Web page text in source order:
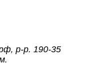
р-р. 190-35